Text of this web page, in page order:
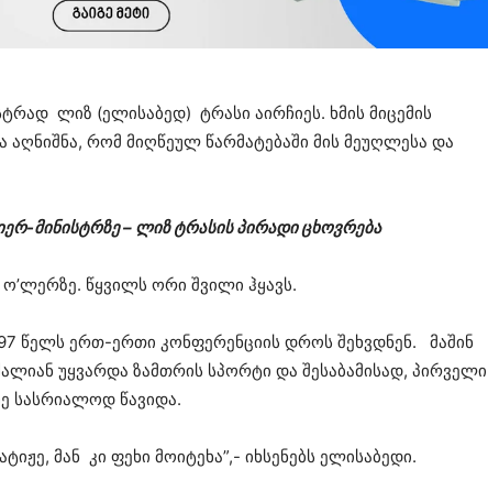
ლიზ (ელისაბედ) ტრასი აირჩიეს. ხმის მიცემის
აღნიშნა, რომ მიღწეულ წარმატებაში მის მეუღლესა და
მინისტრზე – ლიზ ტრასის პირადი ცხოვრება
წყვილს ორი შვილი ჰყავს.
წელს ერთ-ერთი კონფერენციის დროს შეხვდნენ. მაშინ
უყვარდა ზამთრის სპორტი და შესაბამისად, პირველი
სასრიალოდ წავიდა.
მან კი ფეხი მოიტეხა”,- იხსენებს ელისაბედი.